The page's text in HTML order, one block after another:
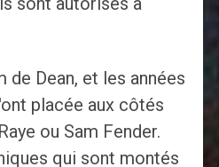
de Dean, et les années
placée aux côtés
ou Sam Fender.
qui sont montés